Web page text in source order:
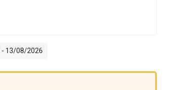
- 13/08/2026